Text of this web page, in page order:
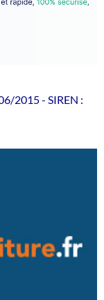
2015 - SIREN :